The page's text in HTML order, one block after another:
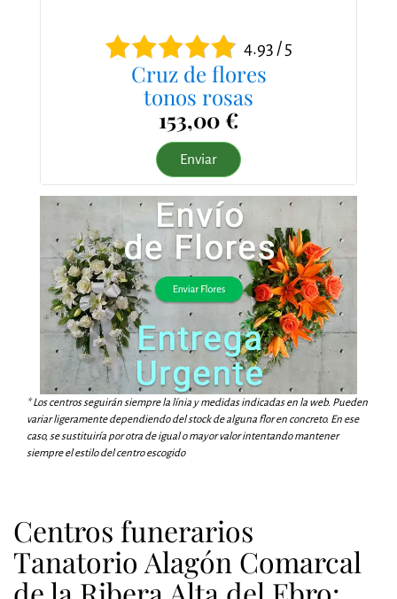
4.93 / 5
Cruz de flores
tonos rosas
153,00 €
Enviar
* Los centros seguirán siempre la línia y medidas indicadas en la web. Pueden
variar ligeramente dependiendo del stock de alguna flor en concreto. En ese
caso, se sustituiría por otra de igual o mayor valor intentando mantener
siempre el estilo del centro escogido
Centros funerarios
Tanatorio Alagón Comarcal